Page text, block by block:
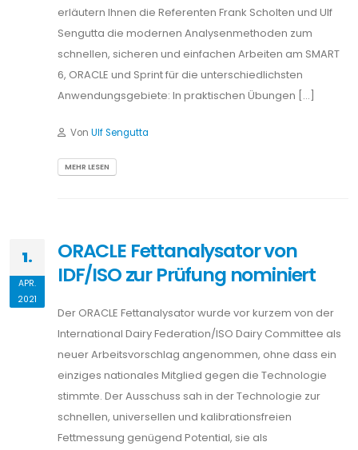
erläutern Ihnen die Referenten Frank Scholten und Ulf
Sengutta die modernen Analysenmethoden zum
schnellen, sicheren und einfachen Arbeiten am SMART
6, ORACLE und Sprint für die unterschiedlichsten
Anwendungsgebiete: In praktischen Übungen […]
Von Ulf Sengutta
MEHR LESEN
1.
APR.
2021
ORACLE Fettanalysator von
IDF/ISO zur Prüfung nominiert
Der ORACLE Fettanalysator wurde vor kurzem von der
International Dairy Federation/ISO Dairy Committee als
neuer Arbeitsvorschlag angenommen, ohne dass ein
einziges nationales Mitglied gegen die Technologie
stimmte. Der Ausschuss sah in der Technologie zur
schnellen, universellen und kalibrationsfreien
Fettmessung genügend Potential, sie als